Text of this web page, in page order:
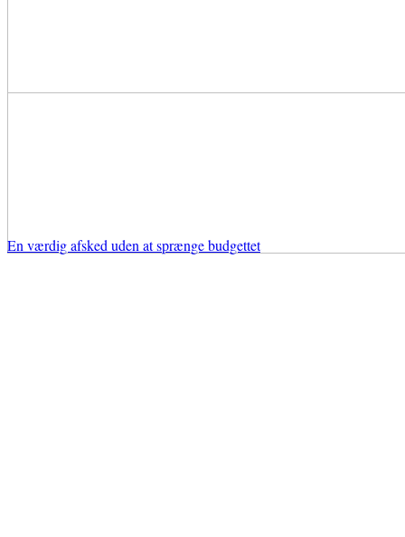
En værdig afsked uden at sprænge budgettet